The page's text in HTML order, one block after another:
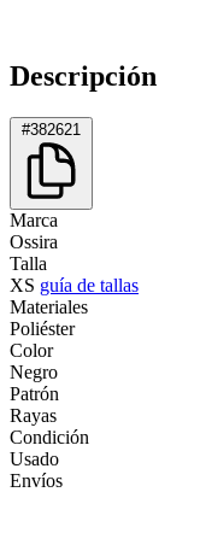
Descripción
#382621
Marca
Ossira
Talla
XS guía de tallas
Materiales
Poliéster
Color
Negro
Patrón
Rayas
Condición
Usado
Envíos